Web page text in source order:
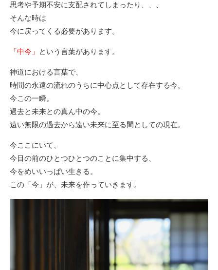
思考や予期不安に支配されてしまったり、、、
そんな時は
今に戻ってくる必要があります。
「中今」 という言葉があります。
神道における言葉で、
時間の永遠の流れのうちに中心点として存在する今。
今この一瞬。
過去と未来との真ん中の今。
遠い無限の過去から遠い未来に至る間としての現在。
今ここにいて、
今目の前のひとつひとつのことに集中する、
今をめいいっぱい生きる。
この「今」が、未来を作っていきます。